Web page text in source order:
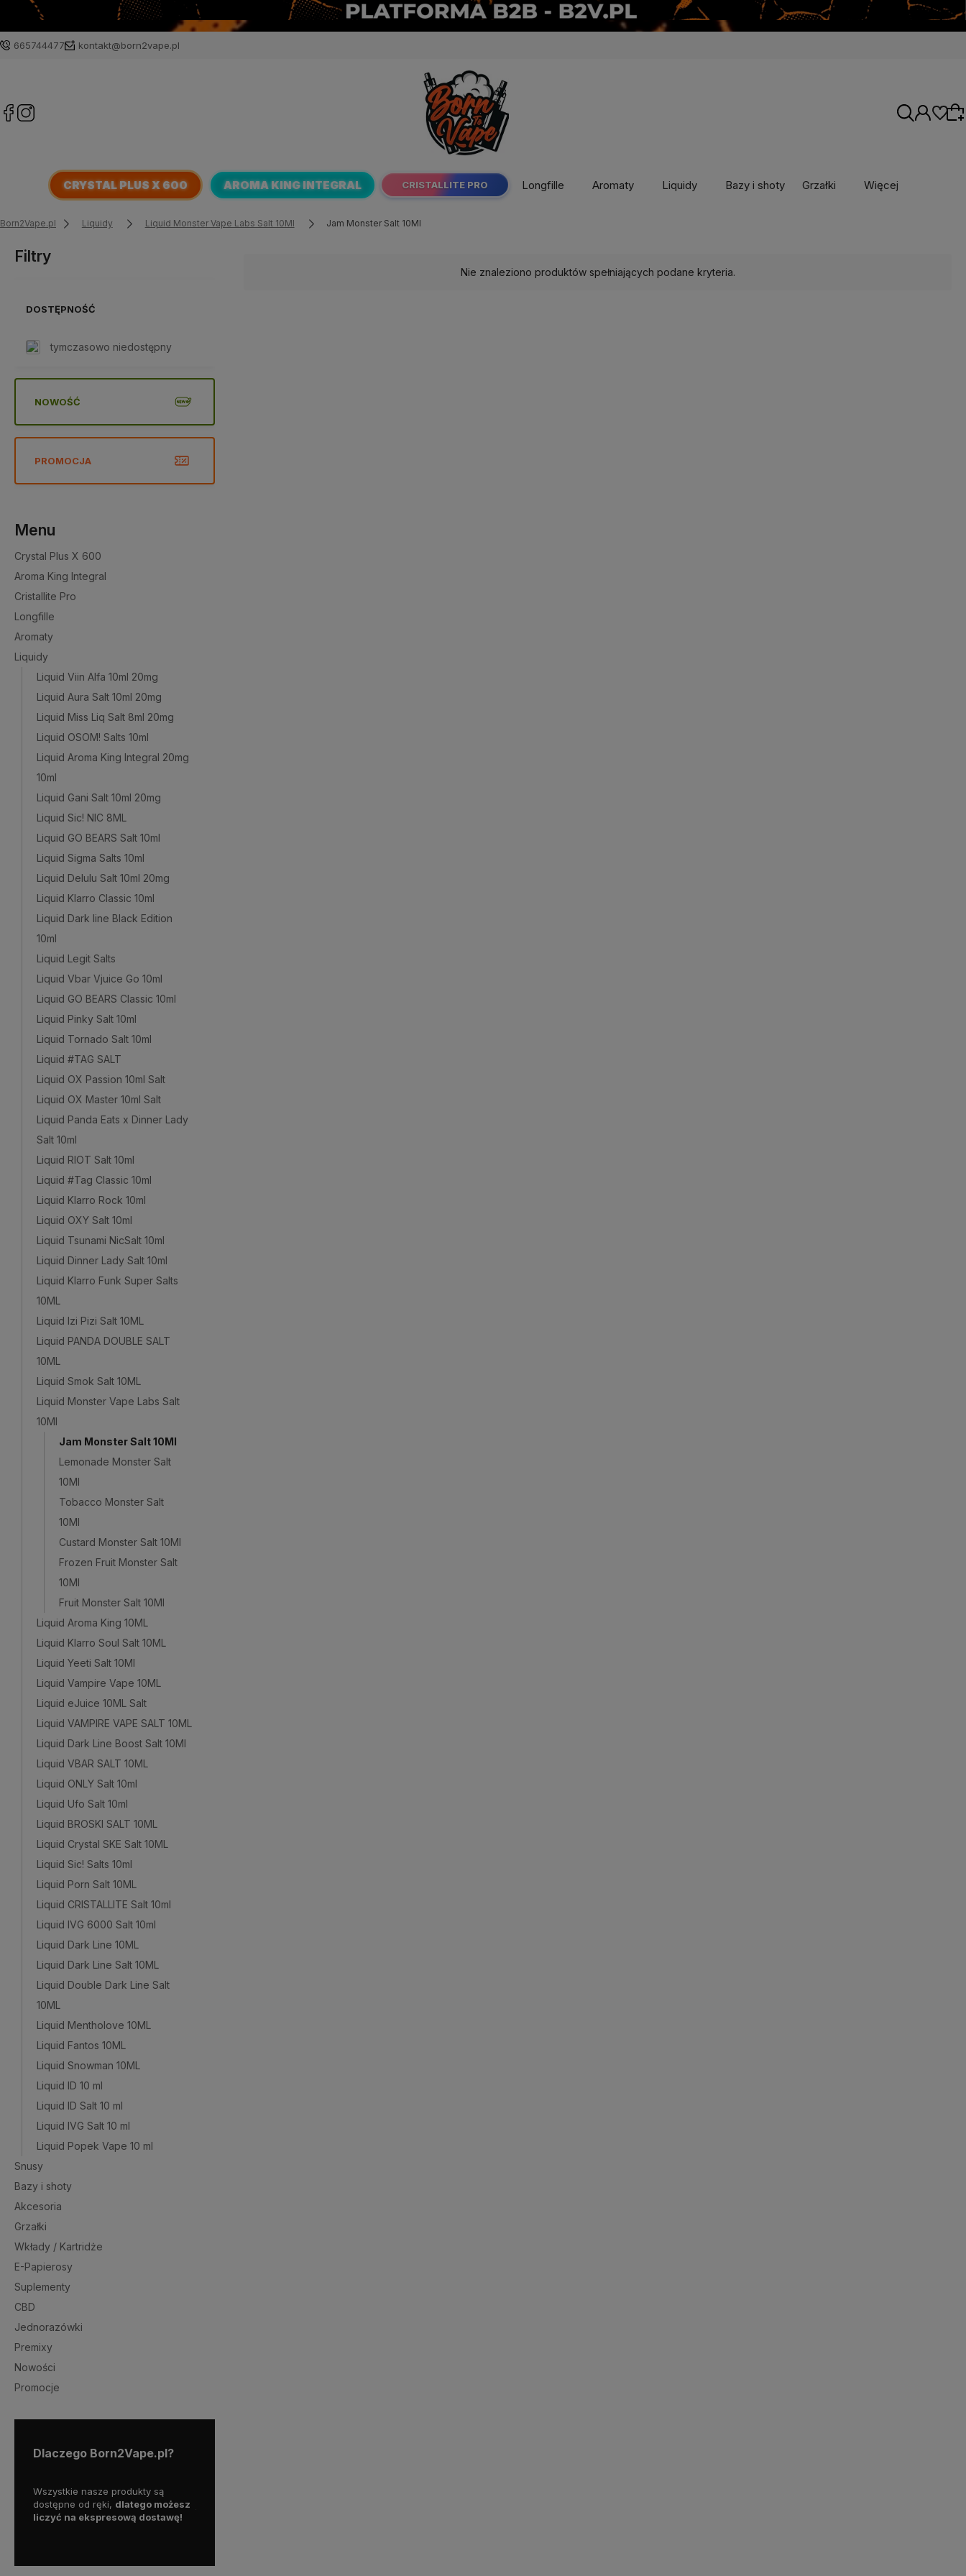
665744477 kontakt@born2vape.pl
CRYSTAL PLUS X 600 AROMA KING INTEGRAL CRISTALLITE PRO Longfille Aromaty Liquidy Bazy i shoty Grzałki Więcej
Born2Vape.pl Liquidy Liquid Monster Vape Labs Salt 10Ml Jam Monster Salt 10Ml
Filtry
DOSTĘPNOŚĆ
tymczasowo niedostępny
NOWOŚĆ
PROMOCJA
Menu
Crystal Plus X 600
Aroma King Integral
Cristallite Pro
Longfille
Aromaty
Liquidy
Liquid Viin Alfa 10ml 20mg
Liquid Aura Salt 10ml 20mg
Liquid Miss Liq Salt 8ml 20mg
Liquid OSOM! Salts 10ml
Liquid Aroma King Integral 20mg
10ml
Liquid Gani Salt 10ml 20mg
Liquid Sic! NIC 8ML
Liquid GO BEARS Salt 10ml
Liquid Sigma Salts 10ml
Liquid Delulu Salt 10ml 20mg
Liquid Klarro Classic 10ml
Liquid Dark line Black Edition
10ml
Liquid Legit Salts
Liquid Vbar Vjuice Go 10ml
Liquid GO BEARS Classic 10ml
Liquid Pinky Salt 10ml
Liquid Tornado Salt 10ml
Liquid #TAG SALT
Liquid OX Passion 10ml Salt
Liquid OX Master 10ml Salt
Liquid Panda Eats x Dinner Lady
Salt 10ml
Liquid RIOT Salt 10ml
Liquid #Tag Classic 10ml
Liquid Klarro Rock 10ml
Liquid OXY Salt 10ml
Liquid Tsunami NicSalt 10ml
Liquid Dinner Lady Salt 10ml
Liquid Klarro Funk Super Salts
10ML
Liquid Izi Pizi Salt 10ML
Liquid PANDA DOUBLE SALT
10ML
Liquid Smok Salt 10ML
Liquid Monster Vape Labs Salt
10Ml
Jam Monster Salt 10Ml
Lemonade Monster Salt
10Ml
Tobacco Monster Salt
10Ml
Custard Monster Salt 10Ml
Frozen Fruit Monster Salt
10Ml
Fruit Monster Salt 10Ml
Liquid Aroma King 10ML
Liquid Klarro Soul Salt 10ML
Liquid Yeeti Salt 10Ml
Liquid Vampire Vape 10ML
Liquid eJuice 10ML Salt
Liquid VAMPIRE VAPE SALT 10ML
Liquid Dark Line Boost Salt 10Ml
Liquid VBAR SALT 10ML
Liquid ONLY Salt 10ml
Liquid Ufo Salt 10ml
Liquid BROSKI SALT 10ML
Liquid Crystal SKE Salt 10ML
Liquid Sic! Salts 10ml
Liquid Porn Salt 10ML
Liquid CRISTALLITE Salt 10ml
Liquid IVG 6000 Salt 10ml
Liquid Dark Line 10ML
Liquid Dark Line Salt 10ML
Liquid Double Dark Line Salt
10ML
Liquid Mentholove 10ML
Liquid Fantos 10ML
Liquid Snowman 10ML
Liquid ID 10 ml
Liquid ID Salt 10 ml
Liquid IVG Salt 10 ml
Liquid Popek Vape 10 ml
Snusy
Bazy i shoty
Akcesoria
Grzałki
Wkłady / Kartridże
E-Papierosy
Suplementy
CBD
Jednorazówki
Premixy
Nowości
Promocje
Dlaczego Born2Vape.pl?
Wszystkie nasze produkty są
dostępne od ręki, dlatego możesz
liczyć na ekspresową dostawę!
Nie znaleziono produktów spełniających podane kryteria.